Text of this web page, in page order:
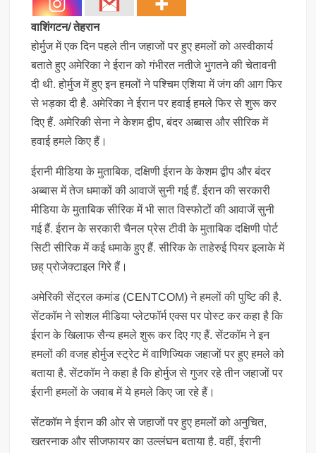
वाशिंगटन/ तेहरान
होर्मुज में एक दिन पहले तीन जहाजों पर हुए हमलों को अस्वीकार्य
बताते हुए अमेरिका ने ईरान को गंभीरत नतीजे भुगतने की चेतावनी
दी थी. होर्मुज में हुए इन हमलों ने पश्चिम एशिया में जंग की आग फिर
से भड़का दी है. अमेरिका ने ईरान पर हवाई हमले फिर से शुरू कर
दिए हैं. अमेरिकी सेना ने केशम द्वीप, बंदर अब्बास और सीरिक में
हवाई हमले किए हैं।
ईरानी मीडिया के मुताबिक, दक्षिणी ईरान के केशम द्वीप और बंदर
अब्बास में तेज धमाकों की आवाजें सुनी गई हैं. ईरान की सरकारी
मीडिया के मुताबिक सीरिक में भी सात विस्फोटों की आवाजें सुनी
गई हैं. ईरान के सरकारी चैनल प्रेस टीवी के मुताबिक दक्षिणी पोर्ट
सिटी सीरिक में कई धमाके हुए हैं. सीरिक के ताहेरुई पियर इलाके में
छह् प्रोजेक्टाइल गिरे हैं।
अमेरिकी सेंट्रल कमांड (CENTCOM) ने हमलों की पुष्टि की है.
सेंटकॉम ने सोशल मीडिया प्लेटफॉर्म एक्स पर पोस्ट कर कहा है कि
ईरान के खिलाफ सैन्य हमले शुरू कर दिए गए हैं. सेंटकॉम ने इन
हमलों की वजह होर्मुज स्ट्रेट में वाणिज्यिक जहाजों पर हुए हमले को
बताया है. सेंटकॉम ने कहा है कि होर्मुज से गुजर रहे तीन जहाजों पर
ईरानी हमलों के जवाब में ये हमले किए जा रहे हैं।
सेंटकॉम ने ईरान की ओर से जहाजों पर हुए हमलों को अनुचित,
खतरनाक और सीजफायर का उल्लंघन बताया है. वहीं, ईरानी